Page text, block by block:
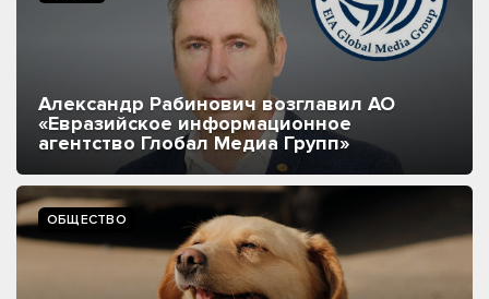
Александр Рабинович возглавил АО
«Евразийское информационное
агентство Глобал Медиа Групп»
ОБЩЕСТВО